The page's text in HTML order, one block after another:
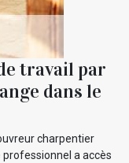
travail par
dans le
charpentier
a accès